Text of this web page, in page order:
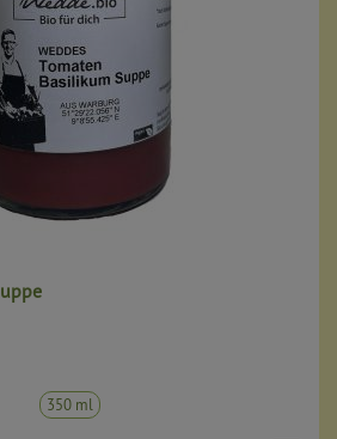
350 ml